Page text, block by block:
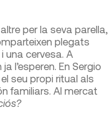
per la seva parella,
plegats
una cervesa. A
l’esperen. En Sergio
seu propi ritual als
familiars. Al mercat